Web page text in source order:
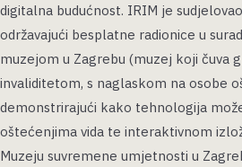
digitalna budućnost. IRIM je
održavajući besplatne radionice u
muzejom u Zagrebu (muzej koji čuva
invaliditetom, s naglaskom na osobe
demonstrirajući kako tehnologija
oštećenjima vida te interaktivnom
Muzeju suvremene umjetnosti u